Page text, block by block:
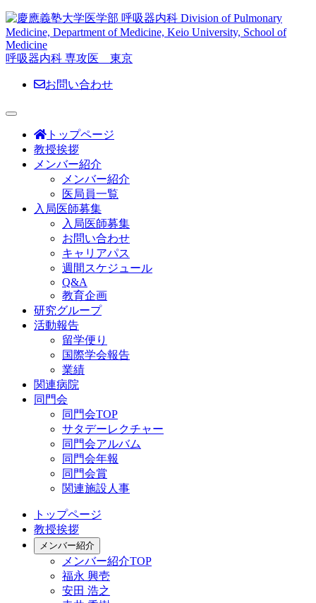
呼吸器内科 専攻医 東京
お問い合わせ
トップページ
教授挨拶
メンバー紹介
メンバー紹介
医局員一覧
入局医師募集
入局医師募集
お問い合わせ
キャリアパス
週間スケジュール
Q&A
教育企画
研究グループ
活動報告
留学便り
国際学会報告
業績
関連病院
同門会
同門会TOP
サタデーレクチャー
同門会アルバム
同門会年報
同門会賞
関連施設人事
トップページ
教授挨拶
メンバー紹介
メンバー紹介TOP
福永 興壱
安田 浩之